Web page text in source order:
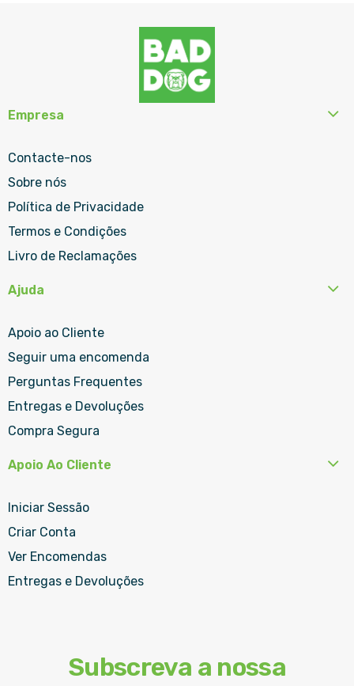
Empresa
Contacte-nos
Sobre nós
Política de Privacidade
Termos e Condições
Livro de Reclamações
Ajuda
Apoio ao Cliente
Seguir uma encomenda
Perguntas Frequentes
Entregas e Devoluções
Compra Segura
Apoio Ao Cliente
Iniciar Sessão
Criar Conta
Ver Encomendas
Entregas e Devoluções
Subscreva a nossa